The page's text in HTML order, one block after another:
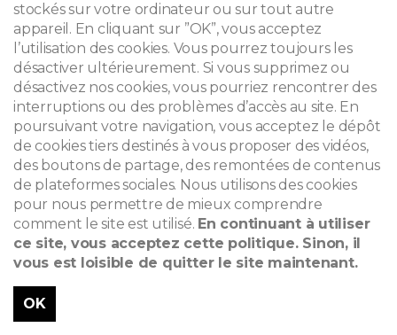
Maison moderniste conçue par
Stanislas Jasinski
stockés sur votre ordinateur ou sur tout autre
appareil. En cliquant sur ”OK”, vous acceptez
l’utilisation des cookies. Vous pourrez toujours les
désactiver ultérieurement. Si vous supprimez ou
désactivez nos cookies, vous pourriez rencontrer des
interruptions ou des problèmes d’accès au site. En
poursuivant votre navigation, vous acceptez le dépôt
de cookies tiers destinés à vous proposer des vidéos,
des boutons de partage, des remontées de contenus
de plateformes sociales. Nous utilisons des cookies
pour nous permettre de mieux comprendre
comment le site est utilisé. En continuant à utiliser
ce site, vous acceptez cette politique. Sinon, il
vous est loisible de quitter le site maintenant.
OK